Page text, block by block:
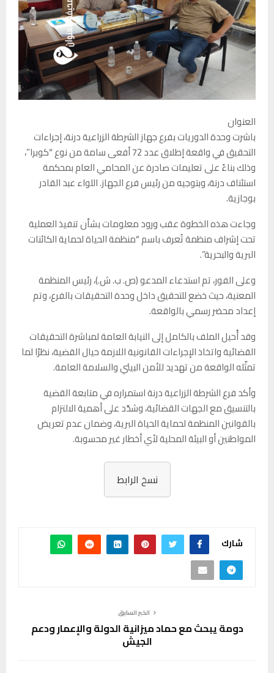
العنوان
باشرت وحدة الدوريات بفرع جهاز الشرطة الزراعية درنة، إجراءات
التحقيق في واقعة إطلاق عدد 72 أفعى سامة من نوع “كوبرا”،
وذلك بناءً على تعليمات صادرة عن المحامي العام بمحكمة
استئناف درنة، وبتوجيه من رئيس فرع الجهاز. اللواء عبد القادر
بوجازية.
وجاءت هذه الخطوة عقب ورود معلومات بشأن تنفيذ العملية
تحت إشراف منظمة تُعرف باسم “منظمة الحياة لحماية الكائنات
البرية والبحرية”.
وعلى الفور، تم استدعاء المدعو (ص. ب. ش.)، رئيس المنظمة
المعنية، حيث خضع للتحقيق داخل وحدة التحقيقات بالفرع، وتم
إعداد محضر رسمي بالواقعة.
وقد أُحيل الملف بالكامل إلى النيابة العامة لمباشرة التحقيقات
القضائية واتخاذ الإجراءات القانونية اللازمة حيال القضية، نظرًا لما
تمثّله الواقعة من تهديد للأمن البيئي والسلامة العامة.
وأكد فرع الشرطة الزراعية درنة استمراره في متابعة القضية
بالتنسيق مع الجهات القضائية، وشدّد على أهمية الالتزام
بالقوانين المنظمة لحماية الحياة البرية، وضمان عدم تعريض
المواطنين أو البيئة المحلية لأي أخطار غير محسوبة.
نسخ الرابط
شارك
الخبر السابق
دومة يبحث مع حماد ميزانية الدولة والإعمار ودعم
الجيش